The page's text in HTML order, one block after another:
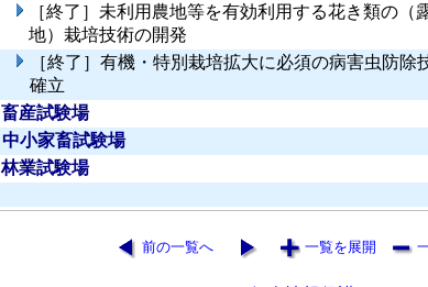
［終了］未利用農地等を有効利用する花き類の（
地）栽培技術の開発
［終了］有機・特別栽培拡大に必須の病害虫防除
確立
畜産試験場
中小家畜試験場
林業試験場
前の一覧へ 一覧を展開